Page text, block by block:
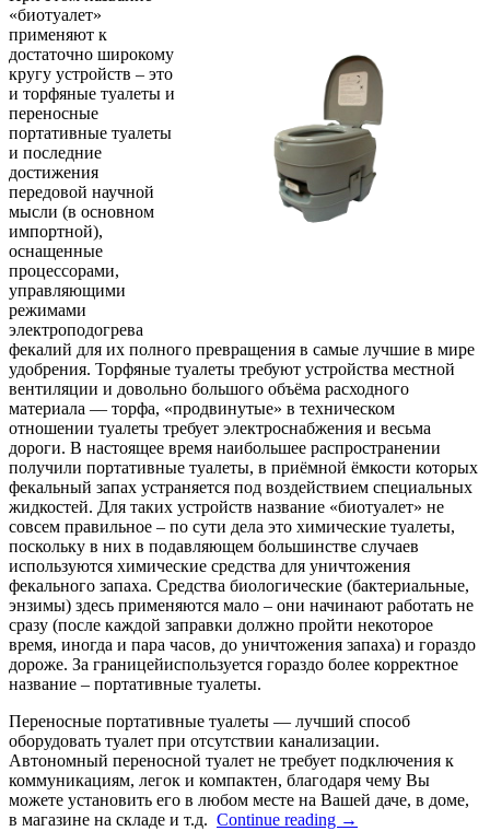
«биотуалет»
применяют к
достаточно широкому
кругу устройств – это
и торфяные туалеты и
переносные
портативные туалеты
и последние
достижения
передовой научной
мысли (в основном
импортной),
оснащенные
процессорами,
управляющими
режимами
электроподогрева
фекалий для их полного превращения в самые лучшие в мире
удобрения. Торфяные туалеты требуют устройства местной
вентиляции и довольно большого объёма расходного
материала — торфа, «продвинутые» в техническом
отношении туалеты требует электроснабжения и весьма
дороги. В настоящее время наибольшее распространении
получили портативные туалеты, в приёмной ёмкости которых
фекальный запах устраняется под воздействием специальных
жидкостей. Для таких устройств название «биотуалет» не
совсем правильное – по сути дела это химические туалеты,
поскольку в них в подавляющем большинстве случаев
используются химические средства для уничтожения
фекального запаха. Средства биологические (бактериальные,
энзимы) здесь применяются мало – они начинают работать не
сразу (после каждой заправки должно пройти некоторое
время, иногда и пара часов, до уничтожения запаха) и гораздо
дороже. За границейиспользуется гораздо более корректное
название – портативные туалеты.
Переносные портативные туалеты — лучший способ
оборудовать туалет при отсутствии канализации.
Автономный переносной туалет не требует подключения к
коммуникациям, легок и компактен, благодаря чему Вы
можете установить его в любом месте на Вашей даче, в доме,
в магазине на складе и т.д. Continue reading →